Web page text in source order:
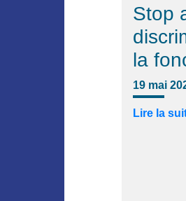
Stop
la
19 mai
Lire la